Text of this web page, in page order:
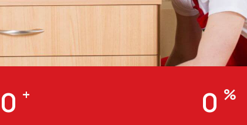
0 + 0 %